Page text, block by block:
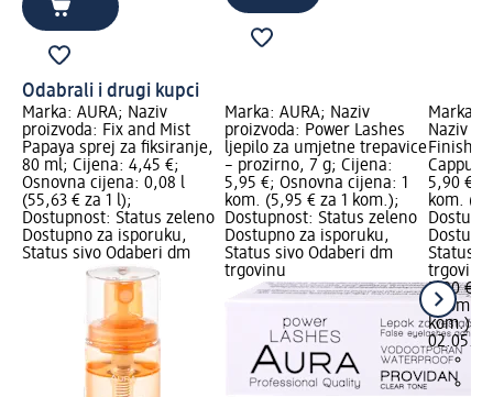
Odabrali i drugi kupci
Marka: AURA; Naziv
proizvoda: Fix and Mist
Papaya sprej za fiksiranje,
80 ml; Cijena: 4,45 €;
Osnovna cijena: 0,08 l
(55,63 € za 1 l);
Dostupnost: Status zeleno
Dostupno za isporuku,
Status sivo Odaberi dm
Marka: AURA; Naziv
proizvoda: Power Lashes
ljepilo za umjetne trepavice
– prozirno, 7 g; Cijena:
5,95 €; Osnovna cijena: 1
kom. (5,95 € za 1 kom.);
Dostupnost: Status zeleno
Dostupno za isporuku,
Status sivo Odaberi dm
trgovinu
Marka:
Naziv
Finish
5,90 €;
kom.
Status
trgovinu
5,90 €
1 kom.
kom.)